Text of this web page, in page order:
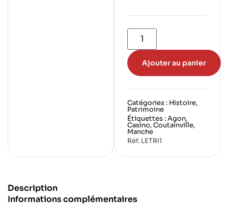
Ajouter au panier
Catégories : Histoire,
Patrimoine
Étiquettes :Agon,
Casino,Coutainville,
Manche
Réf. LETRI1
Description
Informations complémentaires